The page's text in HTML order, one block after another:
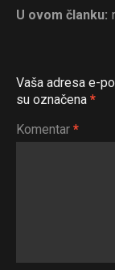
U ovom članku:
Vaša adresa e-
su označena *
Komentar *